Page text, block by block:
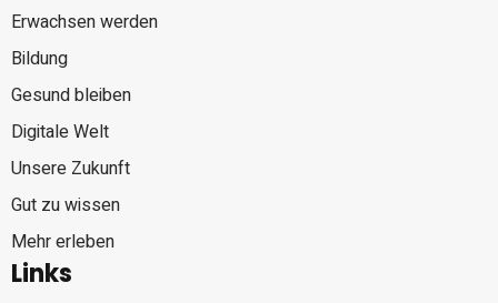
Erwachsen werden
Bildung
Gesund bleiben
Digitale Welt
Unsere Zukunft
Gut zu wissen
Mehr erleben
Links